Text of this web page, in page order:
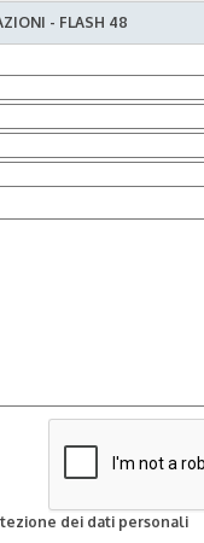
- FLASH 48
dei dati personali